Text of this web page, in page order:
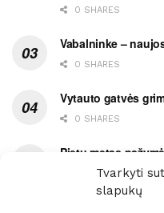
Tvarkyti
slapukų
0 SHARES
Vabalninke –
0 SHARES
Vytauto gatvės
0 SHARES
Pietų metas
0 SHARES